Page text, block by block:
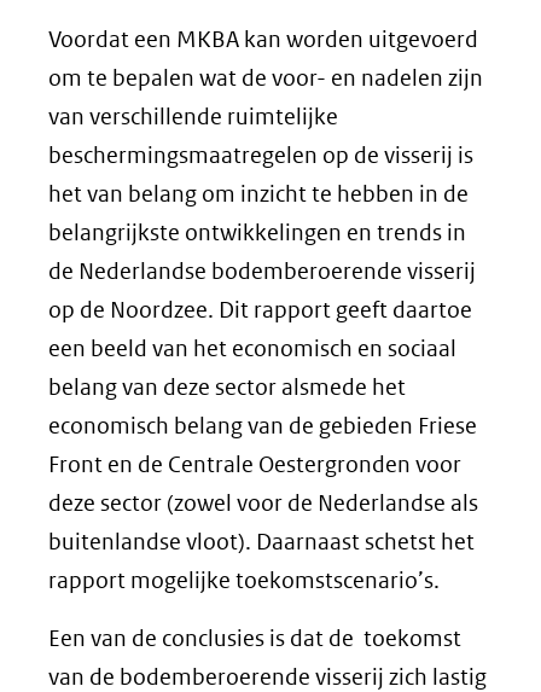
Voordat een MKBA kan worden uitgevoerd
om te bepalen wat de voor- en nadelen zijn
van verschillende ruimtelijke
beschermingsmaatregelen op de visserij is
het van belang om inzicht te hebben in de
belangrijkste ontwikkelingen en trends in
de Nederlandse bodemberoerende visserij
op de Noordzee. Dit rapport geeft daartoe
een beeld van het economisch en sociaal
belang van deze sector alsmede het
economisch belang van de gebieden Friese
Front en de Centrale Oestergronden voor
deze sector (zowel voor de Nederlandse als
buitenlandse vloot). Daarnaast schetst het
rapport mogelijke toekomstscenario’s.
Een van de conclusies is dat de toekomst
van de bodemberoerende visserij zich lastig